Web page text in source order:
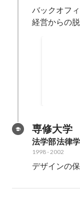
バックオフ
経営からの脱
専修大学
法学部法律
1998-2002
デザインの